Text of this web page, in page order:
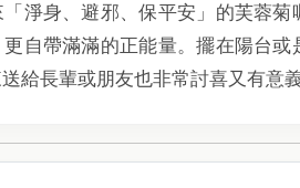
淨身、避邪、保平安」的芙蓉
自帶滿滿的正能量。擺在陽台
給長輩或朋友也非常討喜又有意義